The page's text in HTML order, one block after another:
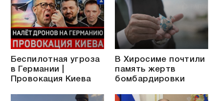
Беспилотная угроза
в Германии |
Провокация Киева
В Хиросиме почтили
память жертв
бомбардировки